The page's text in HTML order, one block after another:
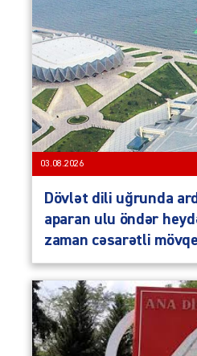
03.08.2026
Dövlət dili uğrunda
aparan ulu öndər
zaman cəsarətli